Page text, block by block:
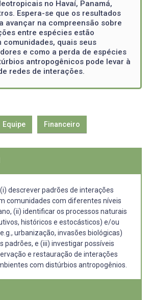
no Havaí, Panamá,
Espera-se que os resultados
avançar na compreensão sobre
entre espécies estão
comunidades, quais seus
e como a perda de espécies
antropogênicos pode levar à
redes de interações.
Equipe Financeiro
descrever padrões de interações
comunidades com diferentes níveis
(ii) identificar os processos naturais
históricos e estocásticos) e/ou
urbanização, invasões biológicas)
padrões, e (iii) investigar possíveis
e restauração de interações
com distúrbios antropogênios.